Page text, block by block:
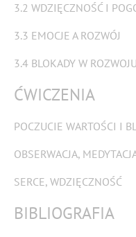
3.2 WDZIĘCZNOŚĆ I
3.3 EMOCJE A ROZWÓJ
3.4 BLOKADY W ROZWOJU
ĆWICZENIA
POCZUCIE WARTOŚCI I
OBSERWACJA,
SERCE, WDZIĘCZNOŚĆ
BIBLIOGRAFIA